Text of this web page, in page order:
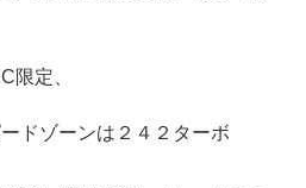
限定、
ドゾーンは２４２ターボ